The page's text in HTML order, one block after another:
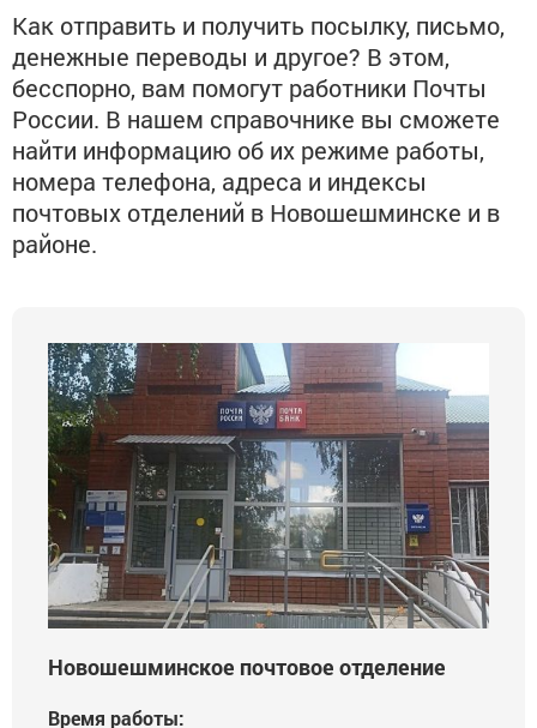
Как отправить и получить посылку, письмо,
денежные переводы и другое? В этом,
бесспорно, вам помогут работники Почты
России. В нашем справочнике вы сможете
найти информацию об их режиме работы,
номера телефона, адреса и индексы
почтовых отделений в Новошешминске и в
районе.
Новошешминское почтовое отделение
Время работы: